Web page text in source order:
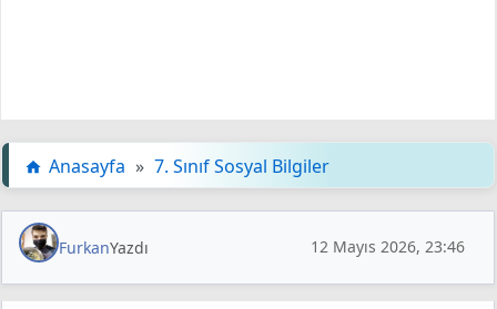
Anasayfa » 7. Sınıf Sosyal Bilgiler
FurkanYazdı 12 Mayıs 2026, 23:46